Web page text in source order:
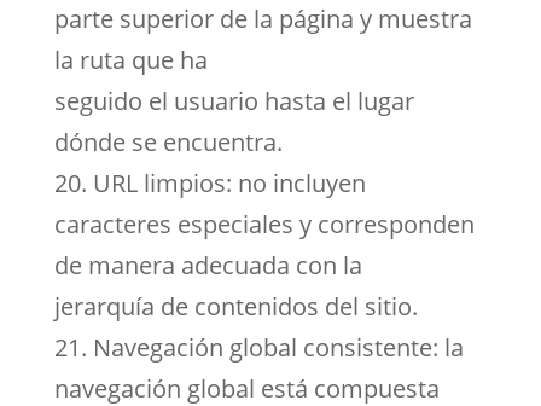
parte superior de la página y muestra
la ruta que ha
seguido el usuario hasta el lugar
dónde se encuentra.
20. URL limpios: no incluyen
caracteres especiales y corresponden
de manera adecuada con la
jerarquía de contenidos del sitio.
21. Navegación global consistente: la
navegación global está compuesta